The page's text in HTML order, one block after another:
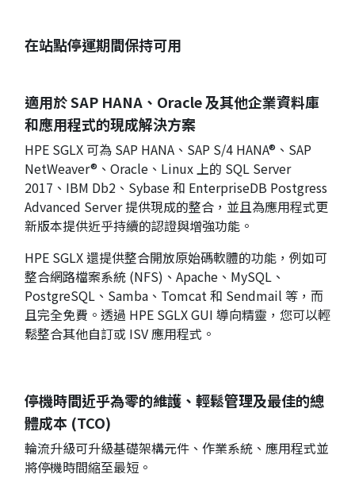
在站點停運期間保持可用
適用於 SAP HANA、Oracle 及其他企業資料庫
和應用程式的現成解決方案
HPE SGLX 可為 SAP HANA、SAP S/4 HANA®、SAP
NetWeaver®、Oracle、Linux 上的 SQL Server
2017、IBM Db2、Sybase 和 EnterpriseDB Postgress
Advanced Server 提供現成的整合，並且為應用程式更
新版本提供近乎持續的認證與增強功能。
HPE SGLX 還提供整合開放原始碼軟體的功能，例如可
整合網路檔案系統 (NFS)、Apache、MySQL、
PostgreSQL、Samba、Tomcat 和 Sendmail 等，而
且完全免費。透過 HPE SGLX GUI 導向精靈，您可以輕
鬆整合其他自訂或 ISV 應用程式。
停機時間近乎為零的維護、輕鬆管理及最佳的總
體成本 (TCO)
輪流升級可升級基礎架構元件、作業系統、應用程式並
將停機時間縮至最短。